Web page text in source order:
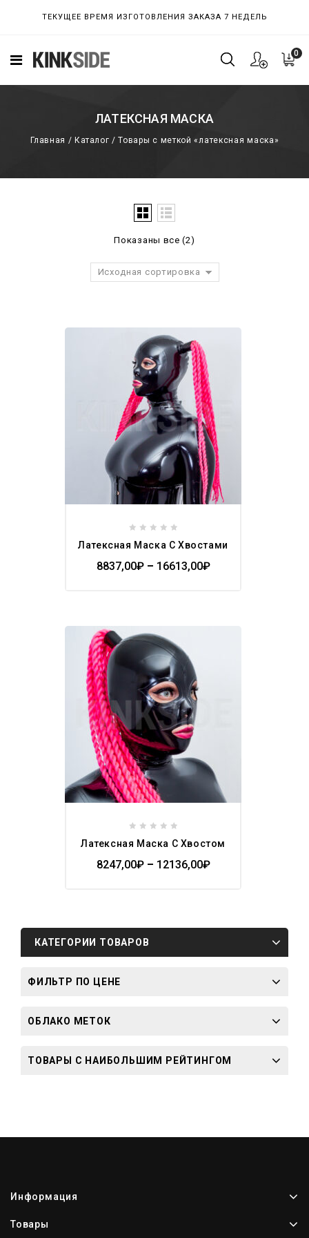
ТЕКУЩЕЕ ВРЕМЯ ИЗГОТОВЛЕНИЯ ЗАКАЗА 7 НЕДЕЛЬ
0
ЛАТЕКСНАЯ МАСКА
Главная / Каталог /Товары с меткой «латексная маска»
Показаны все (2)
Исходная сортировка
out
of
Латексная Маска С Хвостами
8837,00₽ – 16613,00₽
out
of
Латексная Маска С Хвостом
8247,00₽ – 12136,00₽
КАТЕГОРИИ ТОВАРОВ
ФИЛЬТР ПО ЦЕНЕ
ОБЛАКО МЕТОК
ТОВАРЫ С НАИБОЛЬШИМ РЕЙТИНГОМ
Информация
Товары